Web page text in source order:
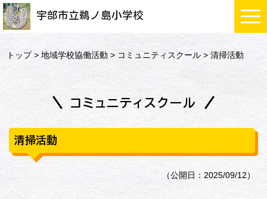
宇部市立鵜ノ島小学校
トップ>地域学校協働活動 > コミュニティスクール > 清掃活動
コミュニティスクール
清掃活動
（公開日：2025/09/12）